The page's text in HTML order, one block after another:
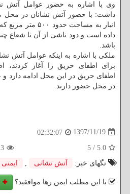
وی با اشاره به حضور عوامل آتش
داشت: با حضور آتش نشانان در محل
انبار به مساحت
داده است و دود ناشی از آن تا شعاع
باشد.
ملكی با اشاره به اینكه عوامل آتش
برای اطفای حریق را آغاز كردند،
اطفای حریق در این محل ادامه دارد و
در محل حضور دارند.
1397/11/19
02:32:07
5.0
/
5
تگهای خبر:
آتش نشانی , ایمنی
با این مطلب ایمن رها موافقید؟